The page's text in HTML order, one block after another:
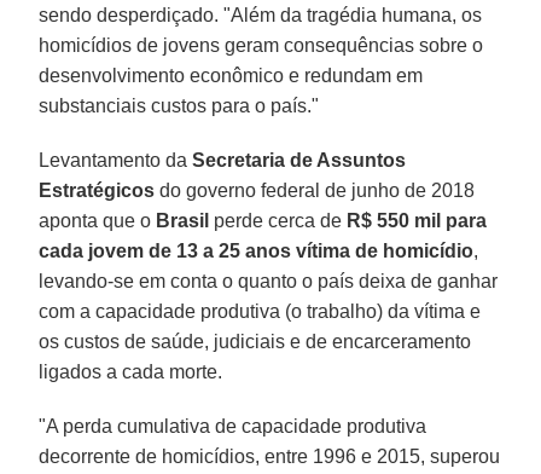
sendo desperdiçado. "Além da tragédia humana, os
homicídios de jovens geram consequências sobre o
desenvolvimento econômico e redundam em
substanciais custos para o país."
Levantamento da Secretaria de Assuntos
Estratégicos do governo federal de junho de 2018
aponta que o Brasil perde cerca de R$ 550 mil para
cada jovem de 13 a 25 anos vítima de homicídio,
levando-se em conta o quanto o país deixa de ganhar
com a capacidade produtiva (o trabalho) da vítima e
os custos de saúde, judiciais e de encarceramento
ligados a cada morte.
"A perda cumulativa de capacidade produtiva
decorrente de homicídios, entre 1996 e 2015, superou